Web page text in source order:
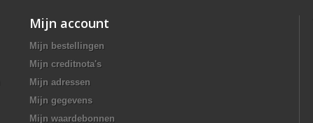
Mijn account
Mijn bestellingen
Mijn creditnota's
Mijn adressen
Mijn gegevens
Mijn waardebonnen